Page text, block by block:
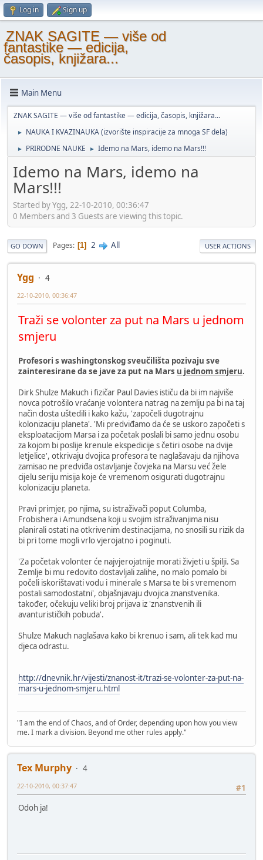
Log in Sign up
ZNAK SAGITE — više od
fantastike — edicija,
časopis, knjižara...
Main Menu
ZNAK SAGITE — više od fantastike — edicija, časopis, knjižara...
► NAUKA I KVAZINAUKA (izvorište inspiracije za mnoga SF dela)
► PRIRODNE NAUKE ► Idemo na Mars, idemo na Mars!!!
Idemo na Mars, idemo na
Mars!!!
Started by Ygg, 22-10-2010, 00:36:47
0 Members and 3 Guests are viewing this topic.
GO DOWN Pages 1 2 All USER ACTIONS
Ygg 4
22-10-2010, 00:36:47
Traži se volonter za put na Mars u jednom
smjeru
Profesori s washingtonskog sveučilišta pozivaju sve
zainteresirane da se jave za put na Mars u jednom smjeru.
Dirk Shulze Makuch i fizičar Paul Davies ističu da bi im najviše
novca potrošilo vraćanje volontera natrag na zemlju pa bi na taj
način dosta uštedili i kako kažu, 'započeli dugotrajnu
kolonizaciju planeta'. 'Mi predviđamo da će se uskoro započeti s
eksploatacijom Marsa i za početak poslali bi samo jednu osobu
za kojom bi poslije krenule ekspedicije s četiri osobe na dvije
letjelice', otkrivaju dvojica profesora te naglašavaju da njihova
zamisao ne predviđa ostavljanje čovjeka na Marsu već žele
cijelu seriju misija koje će vremenom osigurati dugotrajnu
kolonizaciju planeta.
Pravi primjer, po njima, su istraživači poput Columba,
Frobishera i Amundsena koji u svojim istraživanjima nisu
planirali ostati na otkrivenim destinacijama, no snosili su rizik da
bi pri tome mogli vrlo vjerojatno i poginuti.
'Za početak volonter će najvjerojatnije morati živjeti u špilji. Sa
Zemlje bi mu redovito dostavljali zalihe, no malo pomalo bi
počeli iskorištavati vodu i minerale s Marsa te bi s vremenom
postali samodostatni', objašnjavaju dvojica znanstvenika.
također, očekuju veliki broj prijava iz 'znanstvenih ili
avanturističkih pobuda'.
Shulze Makuch naglašava kako bi krenuo i sam, ali tek kad mu
djeca odrastu.
http://dnevnik.hr/vijesti/znanost-it/trazi-se-volonter-za-put-na-
mars-u-jednom-smjeru.html
"I am the end of Chaos, and of Order, depending upon how you view
me. I mark a division. Beyond me other rules apply."
Tex Murphy
4
#1
22-10-2010, 00:37:47
Odoh ja!